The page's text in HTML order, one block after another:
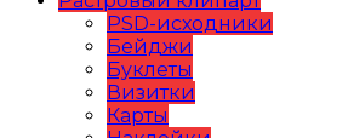
PSD-исходники
Бейджи
Буклеты
Визитки
Карты